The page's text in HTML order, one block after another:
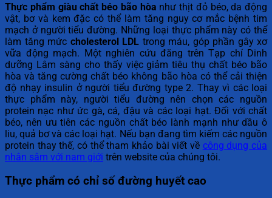
Thực phẩm giàu chất béo bão hòa như thịt đỏ béo, da động
vật, bơ và kem đặc có thể làm tăng nguy cơ mắc bệnh tim
mạch ở người tiểu đường. Những loại thực phẩm này có thể
làm tăng mức cholesterol LDL trong máu, góp phần gây xơ
vữa động mạch. Một nghiên cứu đăng trên Tạp chí Dinh
dưỡng Lâm sàng cho thấy việc giảm tiêu thụ chất béo bão
hòa và tăng cường chất béo không bão hòa có thể cải thiện
độ nhạy insulin ở người tiểu đường type 2. Thay vì các loại
thực phẩm này, người tiểu đường nên chọn các nguồn
protein nạc như ức gà, cá, đậu và các loại hạt. Đối với chất
béo, nên ưu tiên các nguồn chất béo lành mạnh như dầu ô
liu, quả bơ và các loại hạt. Nếu bạn đang tìm kiếm các nguồn
protein thay thế, có thể tham khảo bài viết về công dụng của
nhân sâm với nam giới trên website của chúng tôi.
Thực phẩm có chỉ số đường huyết cao